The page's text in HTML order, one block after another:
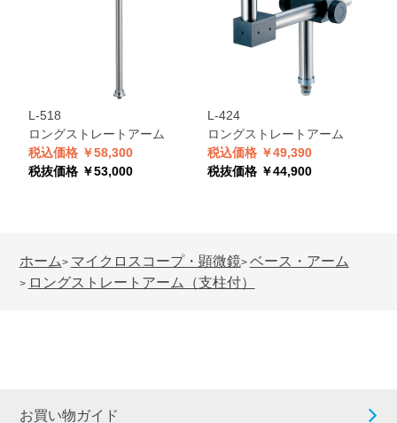
L-518
ロングストレートアーム
税込価格 ￥58,300
税抜価格 ￥53,000
L-424
ロングストレートアーム
税込価格 ￥49,390
税抜価格 ￥44,900
ホーム> マイクロスコープ・顕微鏡> ベース・アーム
> ロングストレートアーム（支柱付）
お買い物ガイド